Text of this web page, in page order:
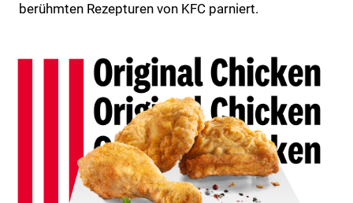
berühmten Rezepturen von KFC parniert.